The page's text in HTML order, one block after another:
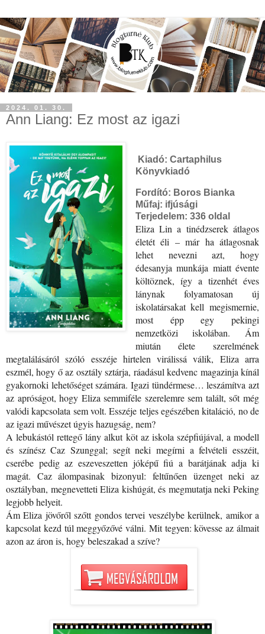
2024. 01. 30.
Ann Liang: Ez most az igazi
Kiadó: Cartaphilus
Könyvkiadó
Fordító: Boros Bianka
Műfaj: ifjúsági
Terjedelem: 336 oldal
Eliza ​Lin a tinédzserek átlagos
életét éli – már ha átlagosnak
lehet nevezni azt, hogy
édesanyja munkája miatt évente
költöznek, így a tizenhét éves
lánynak folyamatosan új
iskolatársakat kell megismernie,
most épp egy pekingi
nemzetközi iskolában. Ám
miután élete szerelmének
megtalálásáról szóló esszéje hirtelen virálissá válik, Eliza arra
eszmél, hogy ő az osztály sztárja, ráadásul kedvenc magazinja kínál
gyakornoki lehetőséget számára. Igazi tündérmese… leszámítva azt
az apróságot, hogy Eliza semmiféle szerelemre sem talált, sőt még
valódi kapcsolata sem volt. Esszéje teljes egészében kitaláció, no de
az igazi művészet úgyis hazugság, nem?
A lebukástól rettegő lány alkut köt az iskola szépfiújával, a modell
és színész Caz Szunggal; segít neki megírni a felvételi esszéit,
cserébe pedig az eszeveszetten jóképű fiú a barátjának adja ki
magát. Caz álompasinak bizonyul: feltűnően üzenget neki az
osztályban, megnevetteti Eliza kishúgát, és megmutatja neki Peking
legjobb helyeit.
Ám Eliza jövőről szőtt gondos tervei veszélybe kerülnek, amikor a
kapcsolat kezd túl meggyőzővé válni. Mit tegyen: kövesse az álmait
azon az áron is, hogy beleszakad a szíve?